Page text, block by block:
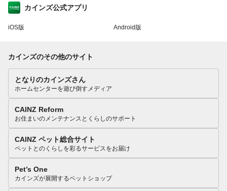
カインズ公式アプリ
iOS版 Android版
カインズのその他のサイト
となりのカインズさん
ホームセンターを遊び倒すメディア
CAINZ Reform
お住まいのメンテナンスとくらしのサポート
CAINZ ペット総合サイト
ペットとのくらしを彩るサービスをお届け
Pet’s One
カインズが展開するペットショップ